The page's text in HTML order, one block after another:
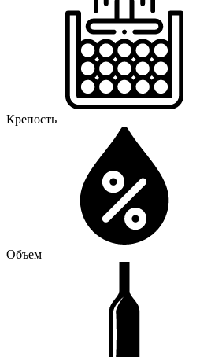
Крепость
Объем